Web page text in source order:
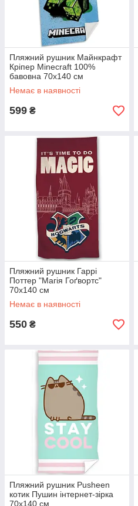
Пляжний рушник Майнкрафт
Кріпер Minecraft 100%
бавовна 70х140 см
Немає в наявності
599 ₴
Пляжний рушник Гаррі
Поттер "Магія Гоґвортс"
70х140 см
Немає в наявності
550 ₴
Пляжний рушник Pusheen
котик Пушин інтернет-зірка
70х140 см